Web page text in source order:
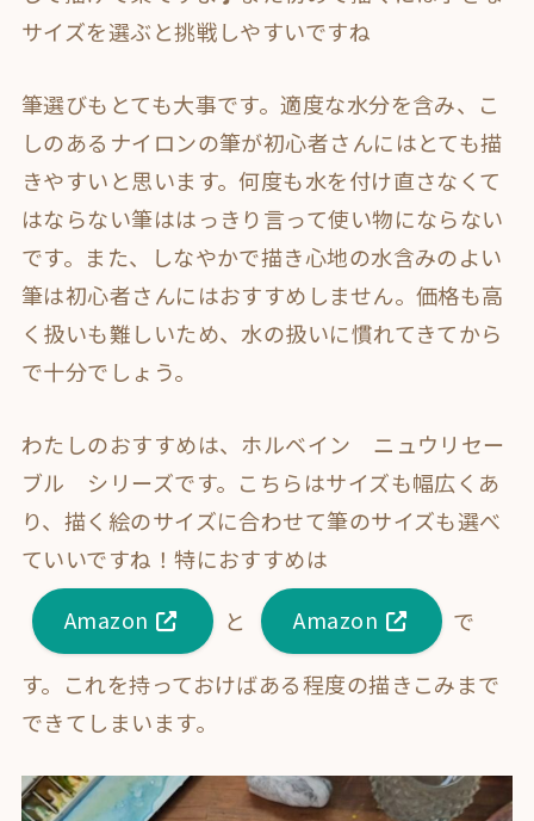
サイズを選ぶと挑戦しやすいですね
筆選びもとても大事です。適度な水分を含み、こ
しのあるナイロンの筆が初心者さんにはとても描
きやすいと思います。何度も水を付け直さなくて
はならない筆ははっきり言って使い物にならない
です。また、しなやかで描き心地の水含みのよい
筆は初心者さんにはおすすめしません。価格も高
く扱いも難しいため、水の扱いに慣れてきてから
で十分でしょう。
わたしのおすすめは、ホルベイン ニュウリセー
ブル シリーズです。こちらはサイズも幅広くあ
り、描く絵のサイズに合わせて筆のサイズも選べ
ていいですね！特におすすめは
Amazon
と Amazon で
す。これを持っておけばある程度の描きこみまで
できてしまいます。